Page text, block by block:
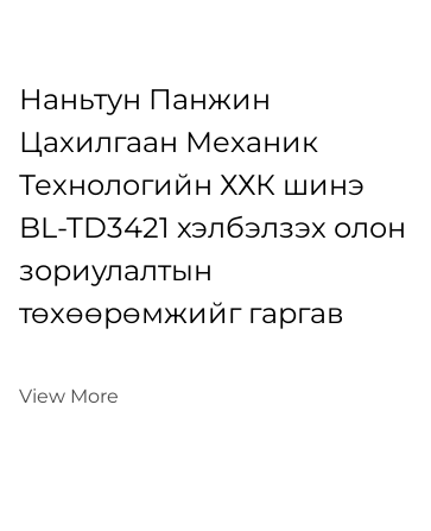
Наньтун Панжин
Цахилгаан Механик
Технологийн ХХК шинэ
BL-TD3421 хэлбэлзэх олон
зориулалтын
төхөөрөмжийг гаргав
View More